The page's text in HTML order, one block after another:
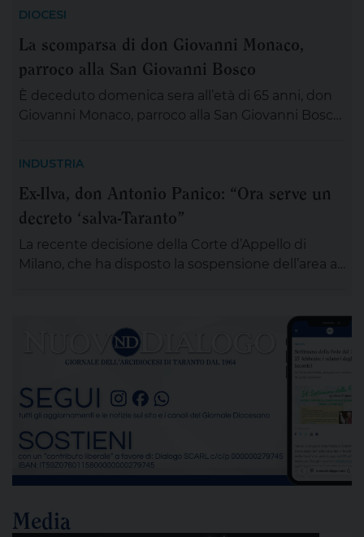
DIOCESI
La scomparsa di don Giovanni Monaco,
parroco alla San Giovanni Bosco
È deceduto domenica sera all’età di 65 anni, don
Giovanni Monaco, parroco alla San Giovanni Bosco.
preghiera e rendergli un ultimo saluto. Alle ore 20
ci si ritroverà come Comunità educativa pastorale
INDUSTRIA
Ex-Ilva, don Antonio Panico: “Ora serve un
decreto ‘salva-Taranto”
La recente decisione della Corte d’Appello di
Milano, che ha disposto la sospensione dell’area a
alla completa bonifica dell’amianto e alla riduzione
delle emissioni di polveri sottili, rappresenta un
passaggio destinato a segnare la lunga vicenda
dello stabilimento siderurgico. Una pronuncia che
[…]
Media